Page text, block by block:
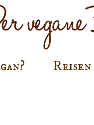
Reisen